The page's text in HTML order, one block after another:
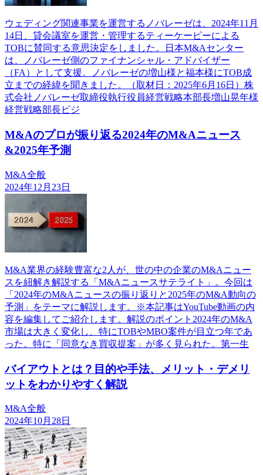
ウェディング関連事業を運営するノバレーゼは、2024年11月
14日、貸会議室を運営・管理するティーケーピーによる
TOBに賛同する意思決定をしました。日本M&Aセンター
は、ノバレーゼ側のファイナンシャル・アドバイザー
（FA）として支援。ノバレーゼの増山様と福本様にTOB成
立までの経緯を聞きました。（取材日：2025年6月16日）株
式会社ノバレーゼ取締役執行役員経営戦略本部長増山晃年様
経営戦略部長ビジ
M&Aのプロが振り返る2024年のM&Aニュース
&2025年予測
M&A全般
2024年12月23日
M&A業界の経験豊富な2人が、世の中の企業のM&Aニュー
スを紐解き解説する「M&Aニュースサテライト」。今回は
「2024年のM&Aニュースの振り返りと2025年のM&A動向の
予測」をテーマに解説します。※本記事はYouTube動画の内
容を編集してご紹介します。解説のポイント2024年のM&A
市場は大きく変化し、特にTOBやMBO案件が目立つ年であ
った。特に「同意なき買収提案」が多く見られた。第一生
バイアウトとは？目的や手法、メリット・デメリ
ットをわかりやすく解説
M&A全般
2024年10月28日